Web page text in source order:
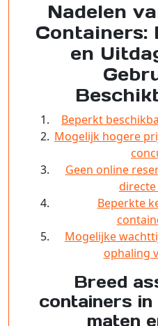
Nadelen
Containers:
en
Beperkt
Mogelijk hogere
Geen online
Beperkte
Mogelijke
ophaling
Breed
containers in
maten